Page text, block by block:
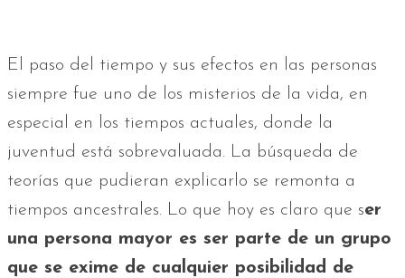
El paso del tiempo y sus efectos en las personas
siempre fue uno de los misterios de la vida, en
especial en los tiempos actuales, donde la
juventud está sobrevaluada. La búsqueda de
teorías que pudieran explicarlo se remonta a
tiempos ancestrales. Lo que hoy es claro que ser
una persona mayor es ser parte de un grupo
que se exime de cualquier posibilidad de